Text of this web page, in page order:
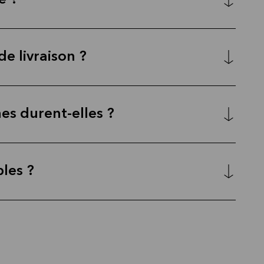
livraison ?
durent-elles ?
?